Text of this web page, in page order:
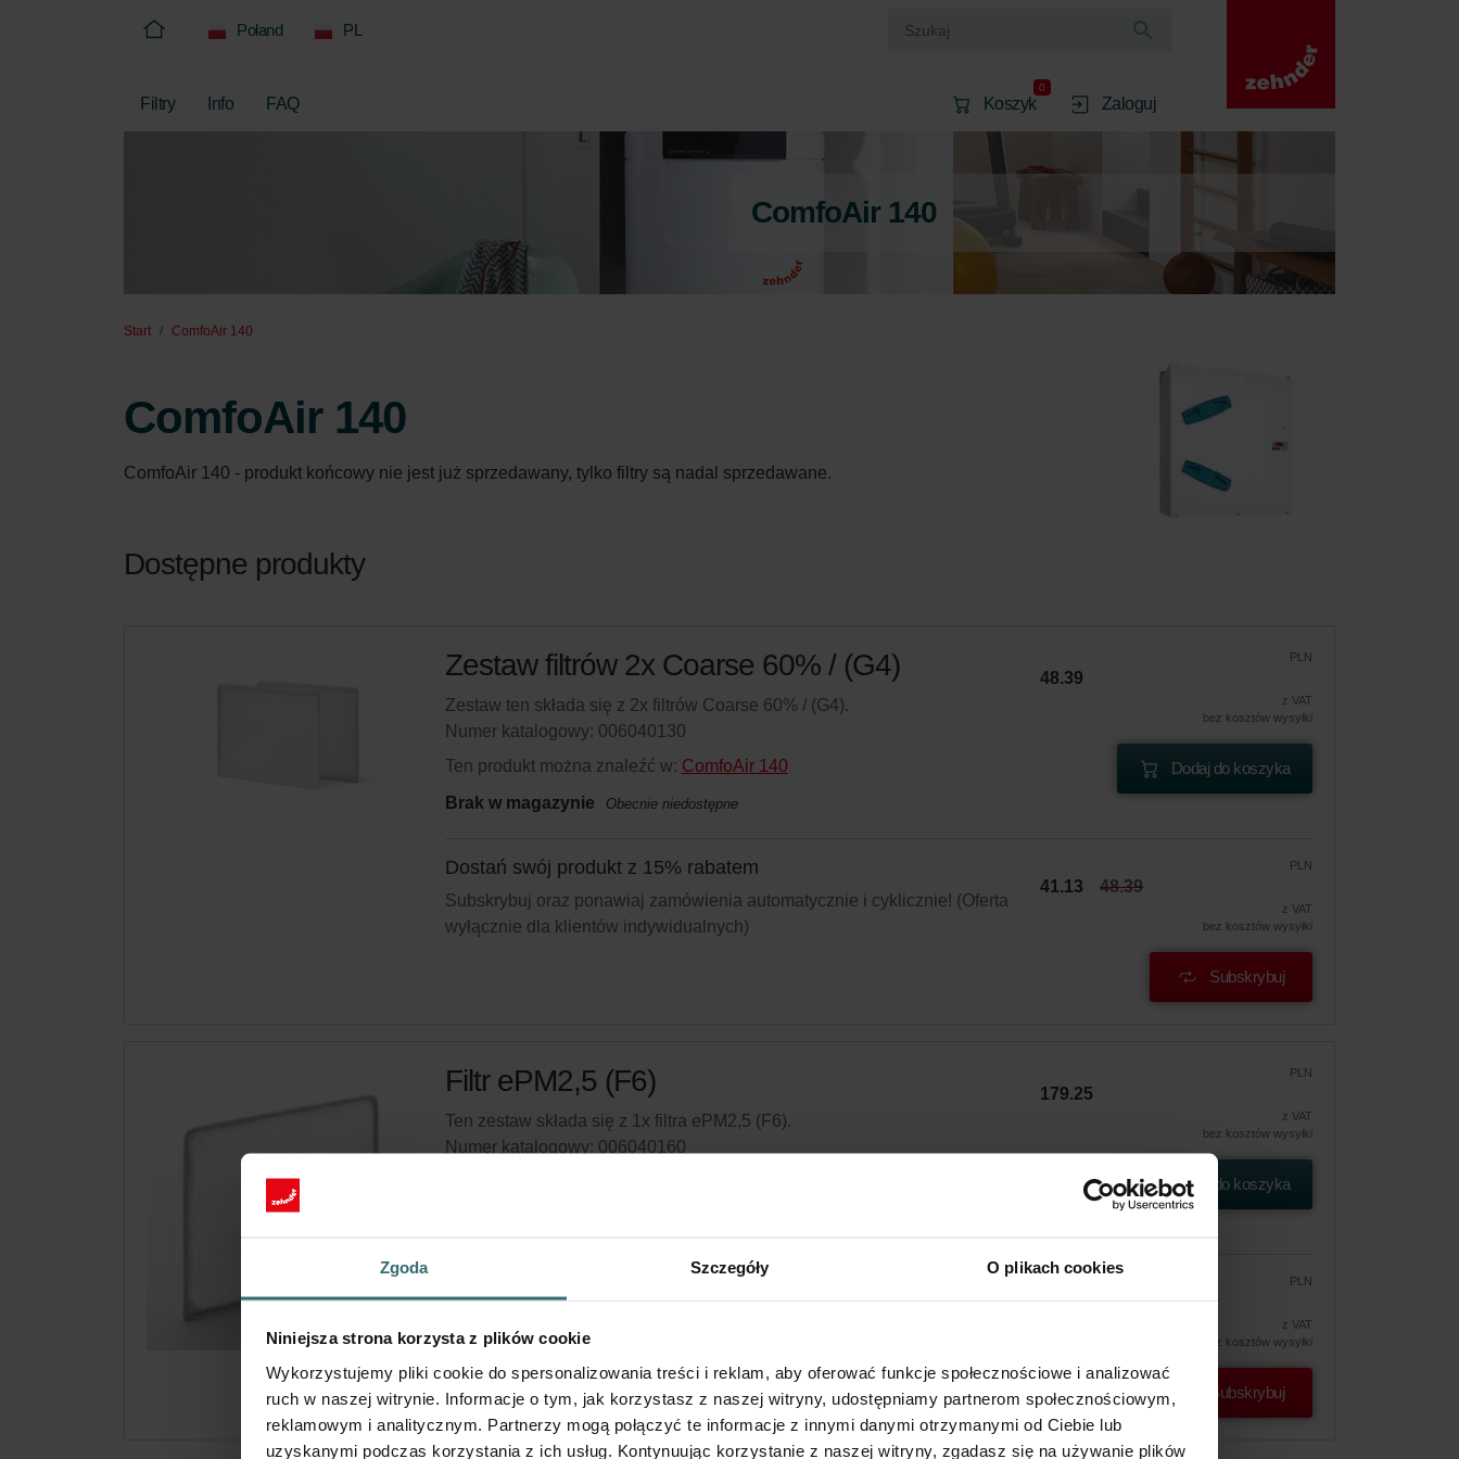
Zgoda Szczegóły O plikach cookies
Niniejsza strona korzysta z plików cookie
Wykorzystujemy pliki cookie do spersonalizowania treści i reklam, aby oferować funkcje społecznościowe i analizować
ruch w naszej witrynie. Informacje o tym, jak korzystasz z naszej witryny, udostępniamy partnerom społecznościowym,
reklamowym i analitycznym. Partnerzy mogą połączyć te informacje z innymi danymi otrzymanymi od Ciebie lub
uzyskanymi podczas korzystania z ich usług. Kontynuując korzystanie z naszej witryny, zgadasz się na używanie plików
Poland PL
Filtry Info FAQ Koszyk
0
Zaloguj
ComfoAir 140
Start ComfoAir 140
ComfoAir 140
ComfoAir 140 - produkt końcowy nie jest już sprzedawany, tylko filtry są nadal sprzedawane.
Dostępne produkty
Zestaw filtrów 2x Coarse 60% / (G4)
Zestaw ten składa się z 2x filtrów Coarse 60% / (G4).
Numer katalogowy: 006040130
Ten produkt można znaleźć w: ComfoAir 140
Brak w magazynie
Obecnie niedostępne
PLN
48.39
z VAT
bez kosztów wysyłki
Dodaj do koszyka
Dostań swój produkt z 15% rabatem
Subskrybuj oraz ponawiaj zamówienia automatycznie i cyklicznie! (Oferta
wyłącznie dla klientów indywidualnych)
PLN
41.13 48.39
z VAT
bez kosztów wysyłki
Subskrybuj
Filtr ePM2,5 (F6)
Ten zestaw składa się z 1x filtra ePM2,5 (F6).
Numer katalogowy: 006040160
PLN
179.25
z VAT
bez kosztów wysyłki
Dodaj do koszyka
Dostań swój produkt z 15% rabatem
wyłącznie dla klientów indywidualnych)
PLN
z VAT
bez kosztów wysyłki
Subskrybuj